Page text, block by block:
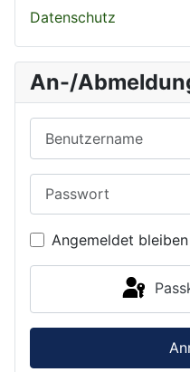
Datenschutz
An-/
Angemeldet bleiben